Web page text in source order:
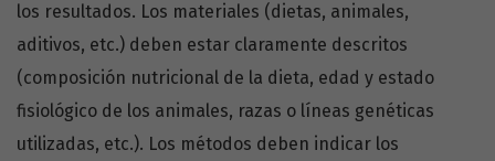
los resultados. Los materiales (dietas, animales,
aditivos, etc.) deben estar claramente descritos
(composición nutricional de la dieta, edad y estado
fisiológico de los animales, razas o líneas genéticas
utilizadas, etc.). Los métodos deben indicar los